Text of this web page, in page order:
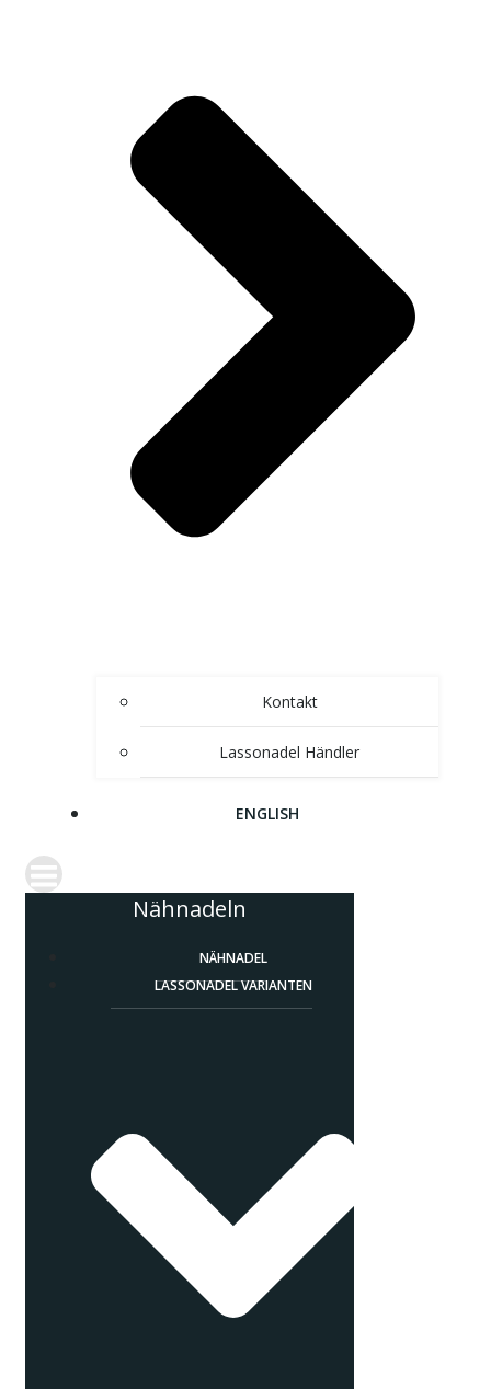
Kontakt
Lassonadel Händler
ENGLISH
Nähnadeln
NÄHNADEL
LASSONADEL VARIANTEN